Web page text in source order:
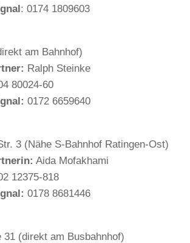
: 0174 1809603
am Bahnhof)
Ralph Steinke
80024-60
0172 6659640
3 (Nähe S-Bahnhof Ratingen-Ost)
Aida Mofakhami
12375-818
0178 8681446
31 (direkt am Busbahnhof)